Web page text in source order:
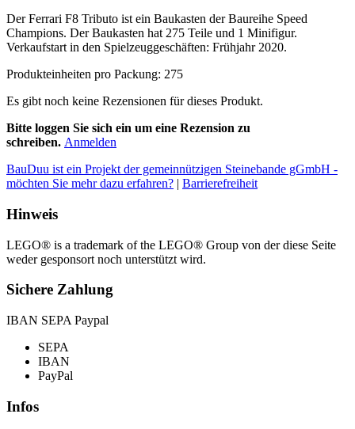
Der Ferrari F8 Tributo ist ein Baukasten der Baureihe Speed
Champions. Der Baukasten hat 275 Teile und 1 Minifigur.
Verkaufstart in den Spielzeuggeschäften: Frühjahr 2020.
Produkteinheiten pro Packung: 275
Es gibt noch keine Rezensionen für dieses Produkt.
Bitte loggen Sie sich ein um eine Rezension zu
schreiben. Anmelden
BauDuu ist ein Projekt der gemeinnützigen Steinebande gGmbH -
möchten Sie mehr dazu erfahren? | Barrierefreiheit
Hinweis
LEGO® is a trademark of the LEGO® Group von der diese Seite
weder gesponsort noch unterstützt wird.
Sichere Zahlung
IBAN SEPA Paypal
SEPA
IBAN
PayPal
Infos